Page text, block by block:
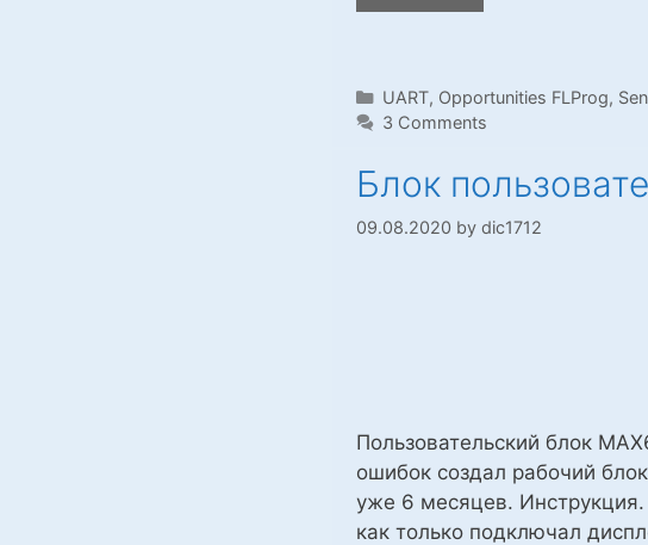
управления,
на
датчике
и
ESP8266
Categories
UART, Opportunities FLProg,
3 Comments
Блок
09.08.2020 by dic1712
Пользовательский блок
ошибок создал рабочий
уже 6 месяцев.
как только подключал